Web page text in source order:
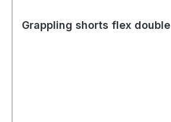
Grappling shorts flex double